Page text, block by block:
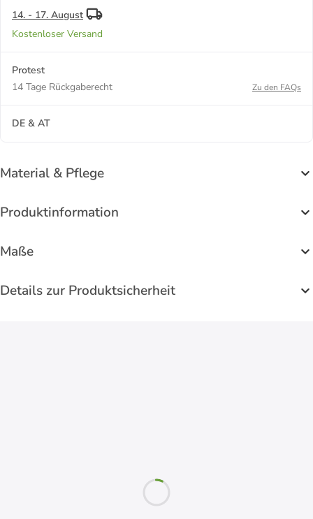
14. - 17. August
Kostenloser Versand
Protest
14 Tage Rückgaberecht
Zu den FAQs
DE & AT
Material & Pflege
Produktinformation
Maße
Details zur Produktsicherheit